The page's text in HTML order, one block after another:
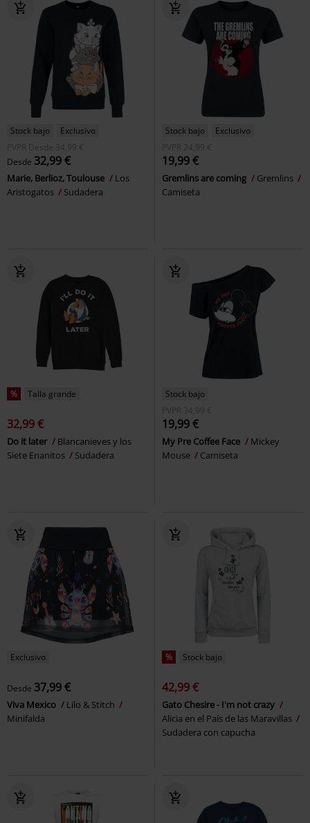
Stock bajo
Exclusivo
PVPR
Desde 34,99 €
Desde 32,99 €
Marie, Berlioz, Toulouse
Los
Aristogatos
Sudadera
Stock bajo
Exclusivo
PVPR 24,99 €
19,99 €
Gremlins are coming
Gremlins
Camiseta
% Talla grande
32,99 €
Do it later
Blancanieves y los
Siete Enanitos
Sudadera
Stock bajo
PVPR 34,99 €
19,99 €
My Pre Coffee Face
Mickey
Mouse
Camiseta
Exclusivo
Desde 37,99 €
Viva Mexico
Lilo & Stitch
Minifalda
% Stock bajo
42,99 €
Gato Chesire - I'm not crazy
Alicia en el País de las Maravillas
Sudadera con capucha